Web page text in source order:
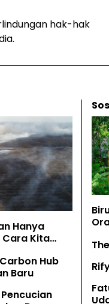
hak-hak
Hanya
Cara Kita
Hub
Baru